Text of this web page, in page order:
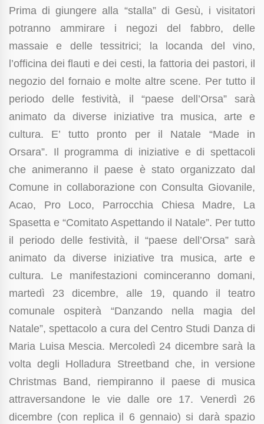
Prima di giungere alla “stalla” di Gesù, i visitatori
potranno ammirare i negozi del fabbro, delle
massaie e delle tessitrici; la locanda del vino,
l’officina dei flauti e dei cesti, la fattoria dei pastori, il
negozio del fornaio e molte altre scene. Per tutto il
periodo delle festività, il “paese dell’Orsa” sarà
animato da diverse iniziative tra musica, arte e
cultura. E’ tutto pronto per il Natale “Made in
Orsara”. Il programma di iniziative e di spettacoli
che animeranno il paese è stato organizzato dal
Comune in collaborazione con Consulta Giovanile,
Acao, Pro Loco, Parrocchia Chiesa Madre, La
Spasetta e “Comitato Aspettando il Natale”. Per tutto
il periodo delle festività, il “paese dell’Orsa” sarà
animato da diverse iniziative tra musica, arte e
cultura. Le manifestazioni cominceranno domani,
martedì 23 dicembre, alle 19, quando il teatro
comunale ospiterà “Danzando nella magia del
Natale”, spettacolo a cura del Centro Studi Danza di
Maria Luisa Mescia. Mercoledì 24 dicembre sarà la
volta degli Holladura Streetband che, in versione
Christmas Band, riempiranno il paese di musica
attraversandone le vie dalle ore 17. Venerdì 26
dicembre (con replica il 6 gennaio) si darà spazio